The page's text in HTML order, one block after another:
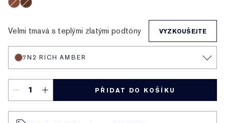
Velmi tmavá s teplými zlatými podtóny
VYZKOUŠEJTE
7N2 RICH AMBER
PŘIDAT DO KOŠÍKU